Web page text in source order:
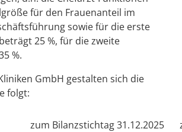
für den Frauenanteil im
sowie für die erste
25 %, für die zweite
%.
GmbH gestalten sich die
folgt:
zum Bilanzstichtag 31.12.2025